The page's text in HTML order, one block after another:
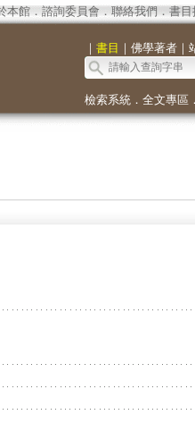
本館． 諮詢委員會． 聯絡我們 ． 書目
｜ 書目 ｜ 佛學著者｜
檢索系統． 全文專區 ．